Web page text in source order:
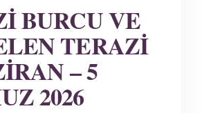
BURCU VE
TERAZI
– 5
2026